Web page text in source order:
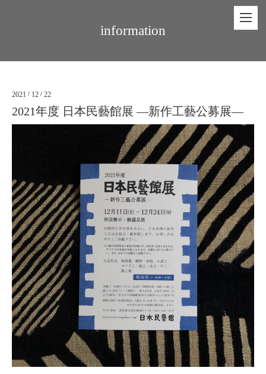
information
2021 / 12 / 22
2021年度 日本民藝館展 —新作工藝公募展—